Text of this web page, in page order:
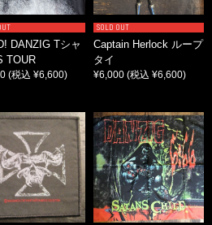
DANZIG Tシャ
TOUR
(税込 ¥6,600)
SOLD OUT
Captain Herlock ループ
タイ
¥6,000 (税込 ¥6,600)